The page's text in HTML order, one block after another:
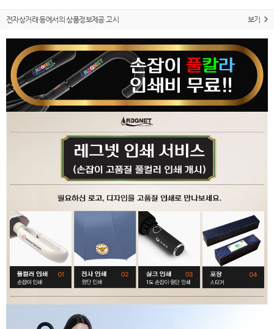
전자상거래 등에서의 상품정보제공 고시 보기